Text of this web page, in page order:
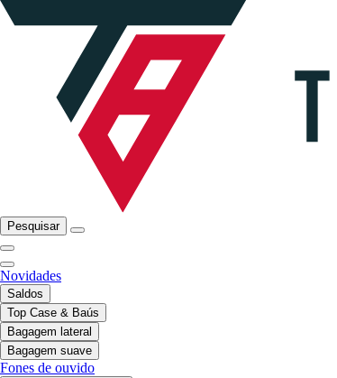
Pesquisar
Novidades
Saldos
Top Case & Baús
Bagagem lateral
Bagagem suave
Fones de ouvido